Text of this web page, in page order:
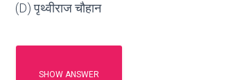
(D) पृथ्वीराज चौहान
SHOW ANSWER